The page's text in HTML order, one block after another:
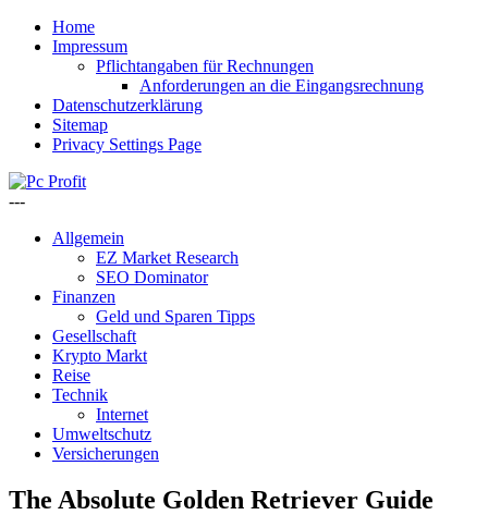
Home
Impressum
Pflichtangaben für Rechnungen
Anforderungen an die Eingangsrechnung
Datenschutzerklärung
Sitemap
Privacy Settings Page
---
Allgemein
EZ Market Research
SEO Dominator
Finanzen
Geld und Sparen Tipps
Gesellschaft
Krypto Markt
Reise
Technik
Internet
Umweltschutz
Versicherungen
The Absolute Golden Retriever Guide